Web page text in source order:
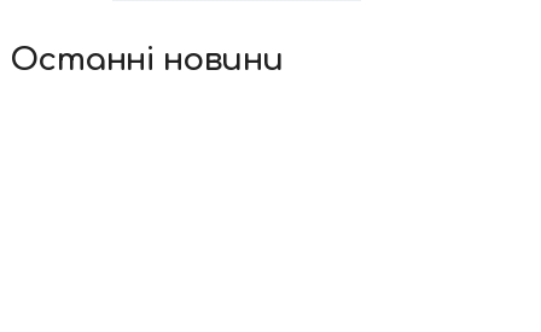
Останні новини